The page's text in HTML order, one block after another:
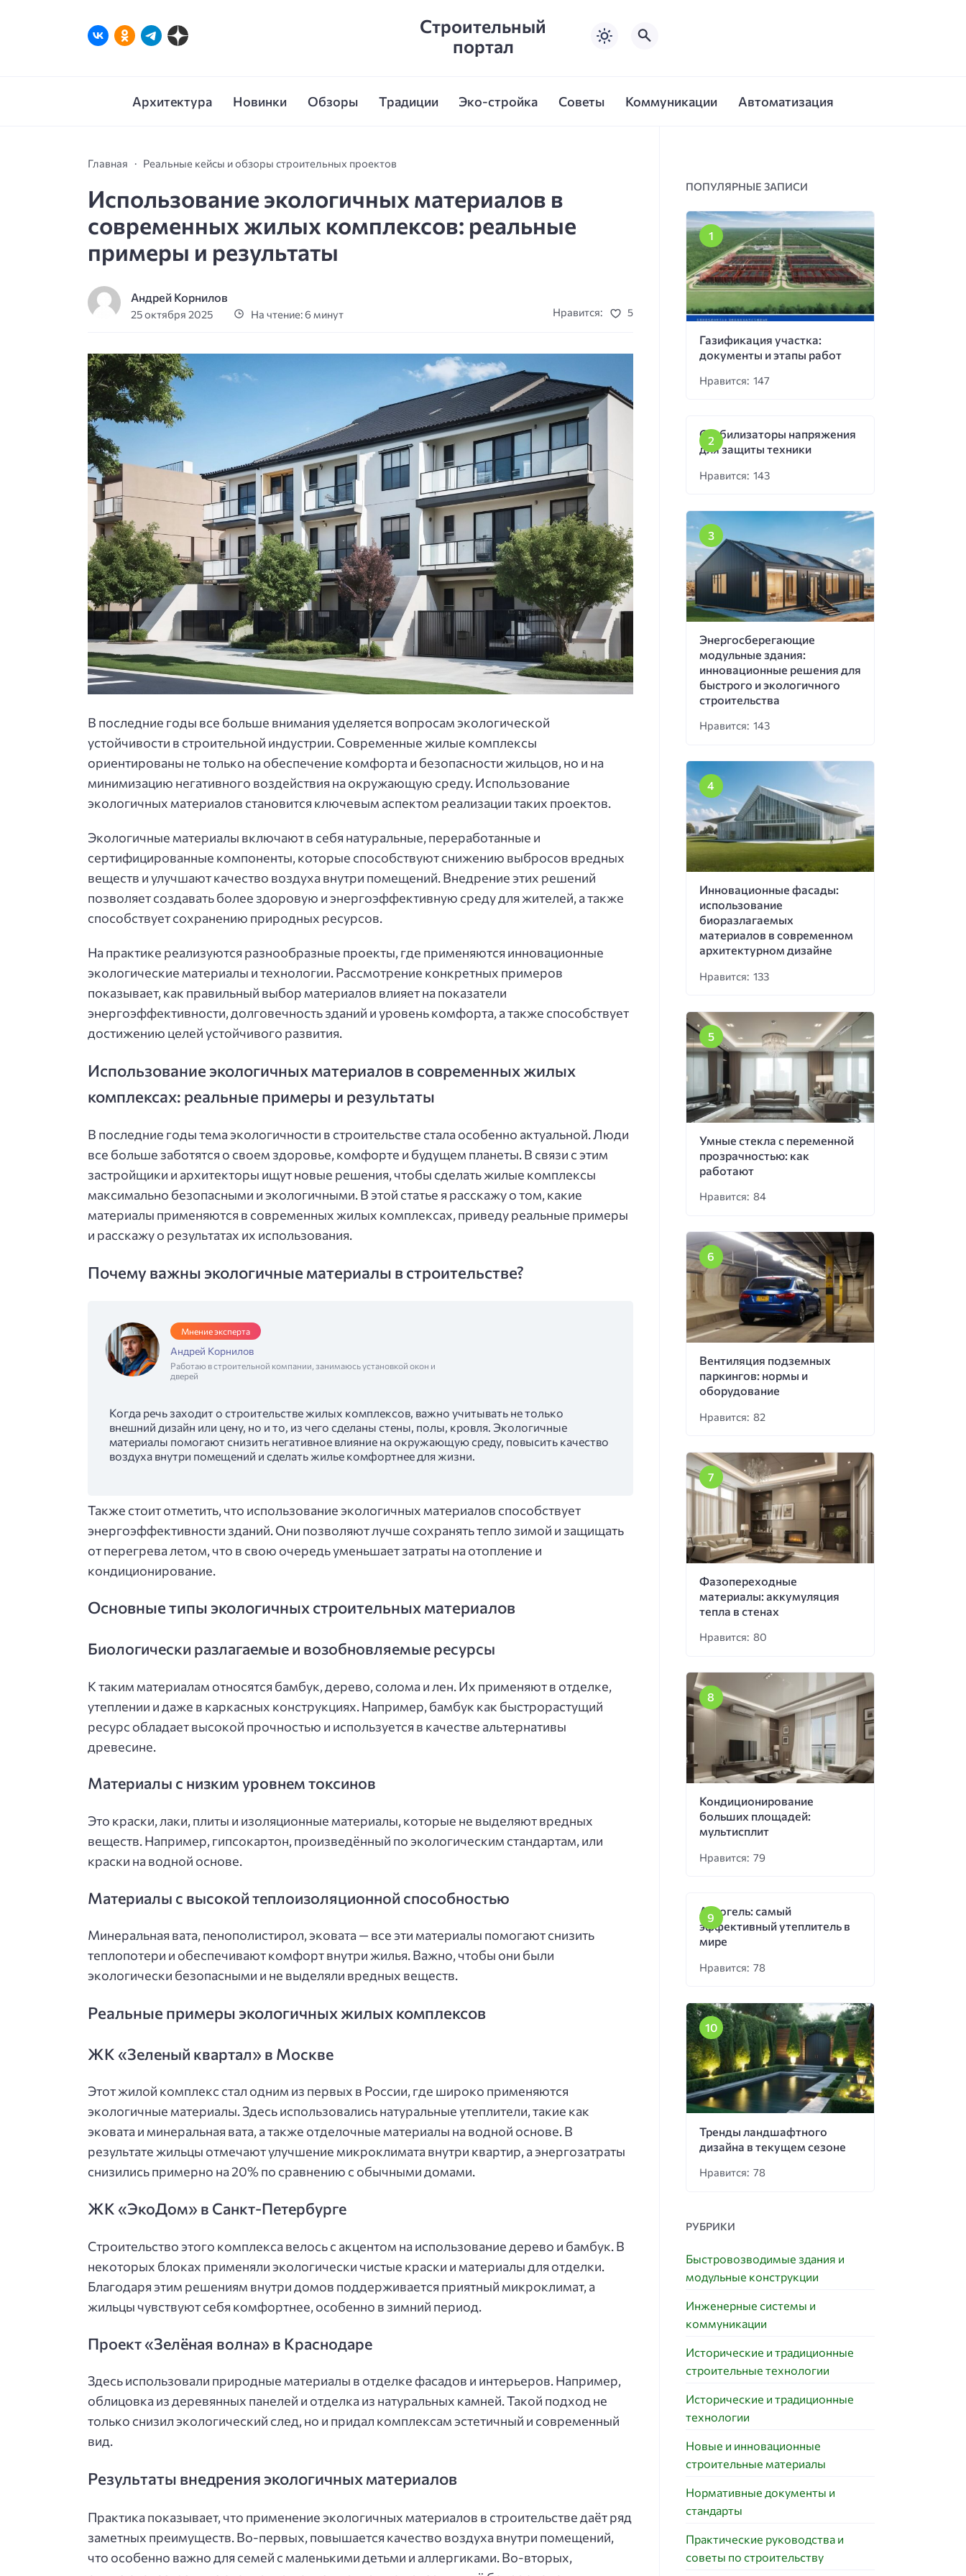
Строительный
портал
Архитектура Новинки Обзоры Традиции Эко-стройка Советы Коммуникации Автоматизация
Главная Реальные кейсы и обзоры строительных проектов
Использование экологичных материалов в
современных жилых комплексов: реальные
примеры и результаты
Андрей Корнилов
25 октября 2025 На чтение: 6 минут Нравится: 5
В последние годы все больше внимания уделяется вопросам экологической
устойчивости в строительной индустрии. Современные жилые комплексы
ориентированы не только на обеспечение комфорта и безопасности жильцов, но и на
минимизацию негативного воздействия на окружающую среду. Использование
экологичных материалов становится ключевым аспектом реализации таких проектов.
Экологичные материалы включают в себя натуральные, переработанные и
сертифицированные компоненты, которые способствуют снижению выбросов вредных
веществ и улучшают качество воздуха внутри помещений. Внедрение этих решений
позволяет создавать более здоровую и энергоэффективную среду для жителей, а также
способствует сохранению природных ресурсов.
На практике реализуются разнообразные проекты, где применяются инновационные
экологические материалы и технологии. Рассмотрение конкретных примеров
показывает, как правильный выбор материалов влияет на показатели
энергоэффективности, долговечность зданий и уровень комфорта, а также способствует
достижению целей устойчивого развития.
Использование экологичных материалов в современных жилых
комплексах: реальные примеры и результаты
В последние годы тема экологичности в строительстве стала особенно актуальной. Люди
все больше заботятся о своем здоровье, комфорте и будущем планеты. В связи с этим
застройщики и архитекторы ищут новые решения, чтобы сделать жилые комплексы
максимально безопасными и экологичными. В этой статье я расскажу о том, какие
материалы применяются в современных жилых комплексах, приведу реальные примеры
и расскажу о результатах их использования.
Почему важны экологичные материалы в строительстве?
Мнение эксперта
Андрей Корнилов
Работаю в строительной компании, занимаюсь установкой окон и
дверей
Когда речь заходит о строительстве жилых комплексов, важно учитывать не только
внешний дизайн или цену, но и то, из чего сделаны стены, полы, кровля. Экологичные
материалы помогают снизить негативное влияние на окружающую среду, повысить качество
воздуха внутри помещений и сделать жилье комфортнее для жизни.
Также стоит отметить, что использование экологичных материалов способствует
энергоэффективности зданий. Они позволяют лучше сохранять тепло зимой и защищать
от перегрева летом, что в свою очередь уменьшает затраты на отопление и
кондиционирование.
Основные типы экологичных строительных материалов
Биологически разлагаемые и возобновляемые ресурсы
К таким материалам относятся бамбук, дерево, солома и лен. Их применяют в отделке,
утеплении и даже в каркасных конструкциях. Например, бамбук как быстрорастущий
ресурс обладает высокой прочностью и используется в качестве альтернативы
древесине.
Материалы с низким уровнем токсинов
Это краски, лаки, плиты и изоляционные материалы, которые не выделяют вредных
веществ. Например, гипсокартон, произведённый по экологическим стандартам, или
краски на водной основе.
Материалы с высокой теплоизоляционной способностью
Минеральная вата, пенополистирол, эковата — все эти материалы помогают снизить
теплопотери и обеспечивают комфорт внутри жилья. Важно, чтобы они были
экологически безопасными и не выделяли вредных веществ.
Реальные примеры экологичных жилых комплексов
ЖК «Зеленый квартал» в Москве
Этот жилой комплекс стал одним из первых в России, где широко применяются
экологичные материалы. Здесь использовались натуральные утеплители, такие как
эковата и минеральная вата, а также отделочные материалы на водной основе. В
результате жильцы отмечают улучшение микроклимата внутри квартир, а энергозатраты
снизились примерно на 20% по сравнению с обычными домами.
ЖК «ЭкоДом» в Санкт-Петербурге
Строительство этого комплекса велось с акцентом на использование дерево и бамбук. В
некоторых блоках применяли экологически чистые краски и материалы для отделки.
Благодаря этим решениям внутри домов поддерживается приятный микроклимат, а
жильцы чувствуют себя комфортнее, особенно в зимний период.
Проект «Зелёная волна» в Краснодаре
Здесь использовали природные материалы в отделке фасадов и интерьеров. Например,
облицовка из деревянных панелей и отделка из натуральных камней. Такой подход не
только снизил экологический след, но и придал комплексам эстетичный и современный
вид.
Результаты внедрения экологичных материалов
Практика показывает, что применение экологичных материалов в строительстве даёт ряд
заметных преимуществ. Во-первых, повышается качество воздуха внутри помещений,
что особенно важно для семей с маленькими детьми и аллергиками. Во-вторых,
ПОПУЛЯРНЫЕ ЗАПИСИ
Газификация участка:
документы и этапы работ
Нравится: 147
Стабилизаторы напряжения
для защиты техники
Нравится: 143
Энергосберегающие
модульные здания:
инновационные решения для
быстрого и экологичного
строительства
Нравится: 143
Инновационные фасады:
использование
биоразлагаемых
материалов в современном
архитектурном дизайне
Нравится: 133
Умные стекла с переменной
прозрачностью: как
работают
Нравится: 84
Вентиляция подземных
паркингов: нормы и
оборудование
Нравится: 82
Фазопереходные
материалы: аккумуляция
тепла в стенах
Нравится: 80
Кондиционирование
больших площадей:
мультисплит
Нравится: 79
Аэрогель: самый
эффективный утеплитель в
мире
Нравится: 78
Тренды ландшафтного
дизайна в текущем сезоне
Нравится: 78
РУБРИКИ
Быстровозводимые здания и
модульные конструкции
Инженерные системы и
коммуникации
Исторические и традиционные
строительные технологии
Исторические и традиционные
технологии
Новые и инновационные
строительные материалы
Нормативные документы и
стандарты
Практические руководства и
советы по строительству